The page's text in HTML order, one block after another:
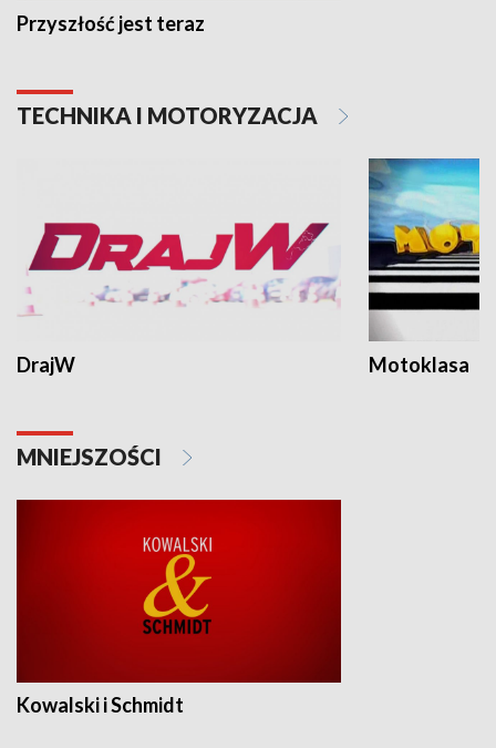
Przyszłość jest teraz
TECHNIKA I MOTORYZACJA
DrajW Motoklasa
MNIEJSZOŚCI
Kowalski i Schmidt